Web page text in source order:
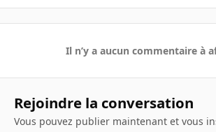
Il n’y a aucun commentaire à
Rejoindre la conversation
Vous pouvez publier maintenant et vous